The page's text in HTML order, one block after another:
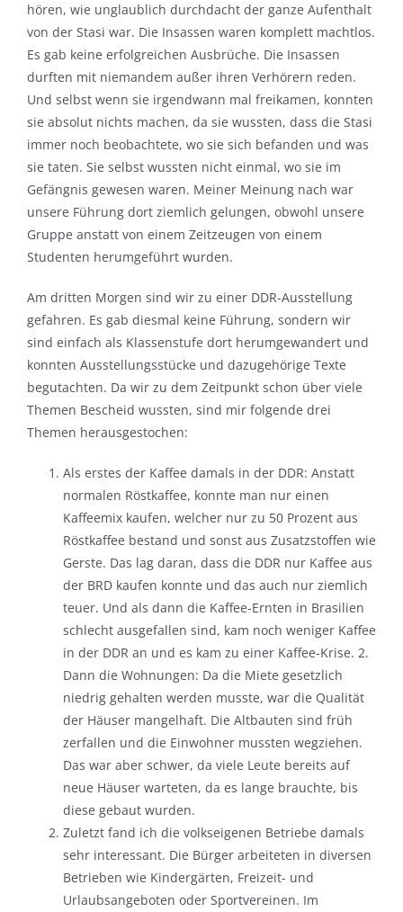
hören, wie unglaublich durchdacht der ganze Aufenthalt
von der Stasi war. Die Insassen waren komplett machtlos.
Es gab keine erfolgreichen Ausbrüche. Die Insassen
durften mit niemandem außer ihren Verhörern reden.
Und selbst wenn sie irgendwann mal freikamen, konnten
sie absolut nichts machen, da sie wussten, dass die Stasi
immer noch beobachtete, wo sie sich befanden und was
sie taten. Sie selbst wussten nicht einmal, wo sie im
Gefängnis gewesen waren. Meiner Meinung nach war
unsere Führung dort ziemlich gelungen, obwohl unsere
Gruppe anstatt von einem Zeitzeugen von einem
Studenten herumgeführt wurden.
Am dritten Morgen sind wir zu einer DDR-Ausstellung
gefahren. Es gab diesmal keine Führung, sondern wir
sind einfach als Klassenstufe dort herumgewandert und
konnten Ausstellungsstücke und dazugehörige Texte
begutachten. Da wir zu dem Zeitpunkt schon über viele
Themen Bescheid wussten, sind mir folgende drei
Themen herausgestochen:
Als erstes der Kaffee damals in der DDR: Anstatt
normalen Röstkaffee, konnte man nur einen
Kaffeemix kaufen, welcher nur zu 50 Prozent aus
Röstkaffee bestand und sonst aus Zusatzstoffen wie
Gerste. Das lag daran, dass die DDR nur Kaffee aus
der BRD kaufen konnte und das auch nur ziemlich
teuer. Und als dann die Kaffee-Ernten in Brasilien
schlecht ausgefallen sind, kam noch weniger Kaffee
in der DDR an und es kam zu einer Kaffee-Krise. 2.
Dann die Wohnungen: Da die Miete gesetzlich
niedrig gehalten werden musste, war die Qualität
der Häuser mangelhaft. Die Altbauten sind früh
zerfallen und die Einwohner mussten wegziehen.
Das war aber schwer, da viele Leute bereits auf
neue Häuser warteten, da es lange brauchte, bis
diese gebaut wurden.
Zuletzt fand ich die volkseigenen Betriebe damals
sehr interessant. Die Bürger arbeiteten in diversen
Betrieben wie Kindergärten, Freizeit- und
Urlaubsangeboten oder Sportvereinen. Im